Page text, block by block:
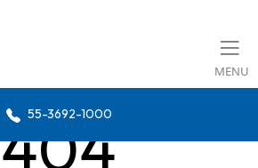
MENU
55-3692-1000
404